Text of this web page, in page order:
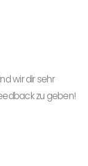
wir dir sehr
zu geben!